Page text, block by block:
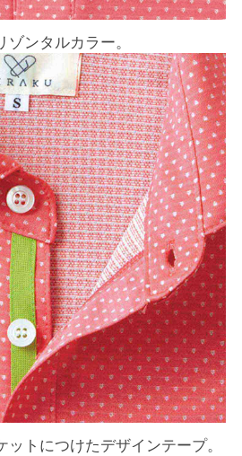
ンタルカラー。
トにつけたデザインテープ。